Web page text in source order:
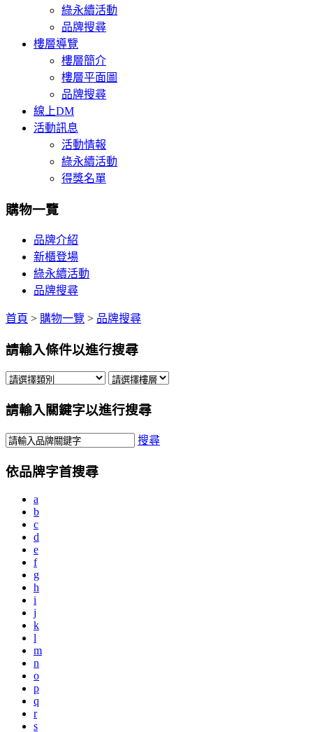
綠永續活動
品牌搜尋
樓層導覽
樓層簡介
樓層平面圖
品牌搜尋
線上DM
活動訊息
活動情報
綠永續活動
得獎名單
購物一覽
品牌介紹
新櫃登場
綠永續活動
品牌搜尋
首頁 > 購物一覽 > 品牌搜尋
請輸入條件以進行搜尋
請輸入關鍵字以進行搜尋
搜尋
依品牌字首搜尋
a
b
c
d
e
f
g
h
i
j
k
l
m
n
o
p
q
r
s